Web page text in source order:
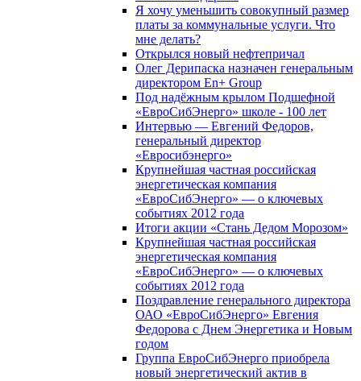
Я хочу уменьшить совокупный размер
платы за коммунальные услуги. Что
мне делать?
Открылся новый нефтепричал
Олег Дерипаска назначен генеральным
директором En+ Group
Под надёжным крылом Подшефной
«ЕвроСибЭнерго» школе - 100 лет
Интервью — Евгений Федоров,
генеральный директор
«Евросибэнерго»
Крупнейшая частная российская
энергетическая компания
«ЕвроСибЭнерго» — о ключевых
событиях 2012 года
Итоги акции «Стань Дедом Морозом»
Крупнейшая частная российская
энергетическая компания
«ЕвроСибЭнерго» — о ключевых
событиях 2012 года
Поздравление генерального директора
ОАО «ЕвроСибЭнерго» Евгения
Федорова с Днем Энергетика и Новым
годом
Группа ЕвроСибЭнерго приобрела
новый энергетический актив в